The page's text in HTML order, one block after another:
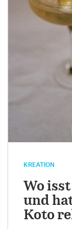
KREATION
Wo
und
Koto